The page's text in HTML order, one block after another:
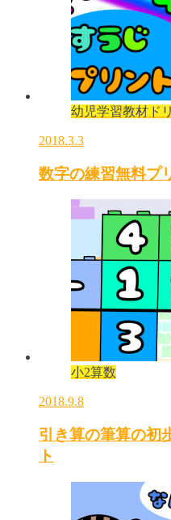
幼児学習教材ド
2018.3.3
数字の練習無料プ
小2算数
2018.9.8
引き算の筆算の初
ト